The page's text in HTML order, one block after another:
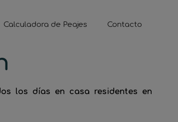
Calculadora de Peajes Contacto
los días en casa residentes en